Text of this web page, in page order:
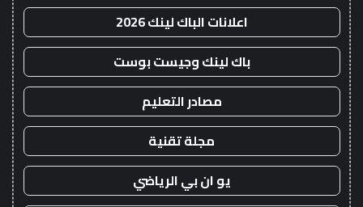
اعلانات الباك لينك 2026
باك لينك وجيست بوست
مصادر التعليم
مجلة تقنية
يو ان بي الرياضي